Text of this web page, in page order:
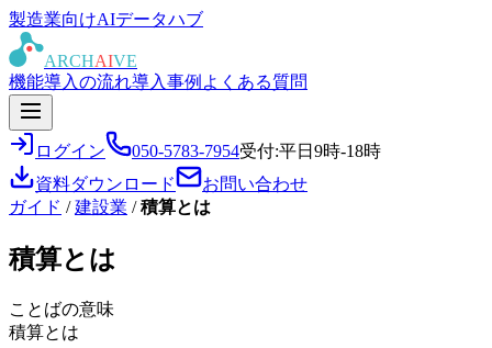
製造業向けAIデータハブ
ARCHAIVE
機能導入の流れ導入事例 よくある質問
ログイン 050-5783-7954受付:平日9時-18時
資料ダウンロード
お問い合わせ
ガイド /建設業 /積算とは
積算とは
ことばの意味
積算とは